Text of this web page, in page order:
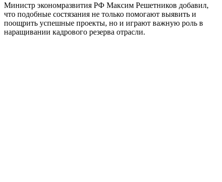
Министр экономразвития РФ Максим Решетников добавил,
что подобные состязания не только помогают выявить и
поощрить успешные проекты, но и играют важную роль в
наращивании кадрового резерва отрасли.